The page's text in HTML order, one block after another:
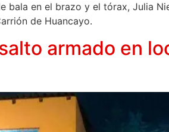
bala en el brazo y el tórax, Julia
de Huancayo.
armado en